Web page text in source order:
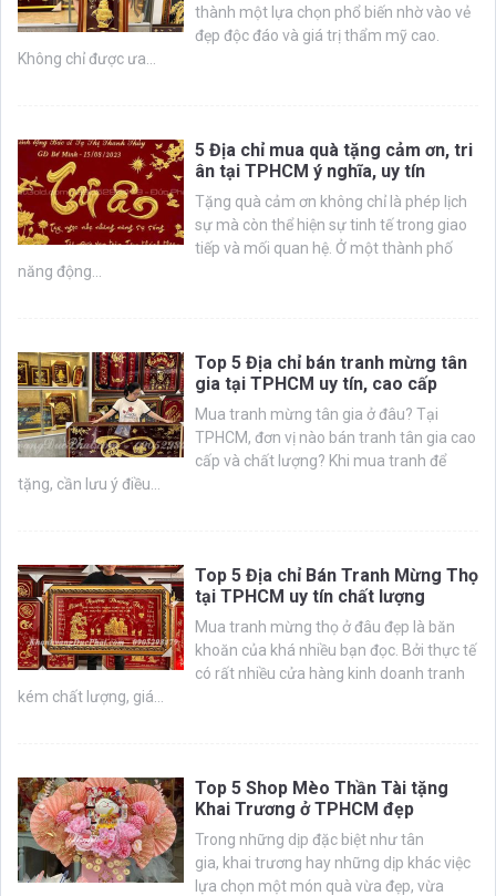
thành một lựa chọn phổ biến nhờ vào vẻ
đẹp độc đáo và giá trị thẩm mỹ cao.
Không chỉ được ưa...
5 Địa chỉ mua quà tặng cảm ơn, tri
ân tại TPHCM ý nghĩa, uy tín
Tặng quà cảm ơn không chỉ là phép lịch
sự mà còn thể hiện sự tinh tế trong giao
tiếp và mối quan hệ. Ở một thành phố
năng động...
Top 5 Địa chỉ bán tranh mừng tân
gia tại TPHCM uy tín, cao cấp
Mua tranh mừng tân gia ở đâu? Tại
TPHCM, đơn vị nào bán tranh tân gia cao
cấp và chất lượng? Khi mua tranh để
tặng, cần lưu ý điều...
Top 5 Địa chỉ Bán Tranh Mừng Thọ
tại TPHCM uy tín chất lượng
Mua tranh mừng thọ ở đâu đẹp là băn
khoăn của khá nhiều bạn đọc. Bởi thực tế
có rất nhiều cửa hàng kinh doanh tranh
kém chất lượng, giá...
Top 5 Shop Mèo Thần Tài tặng
Khai Trương ở TPHCM đẹp
Trong những dịp đặc biệt như tân
gia, khai trương hay những dịp khác việc
lựa chọn một món quà vừa đẹp, vừa